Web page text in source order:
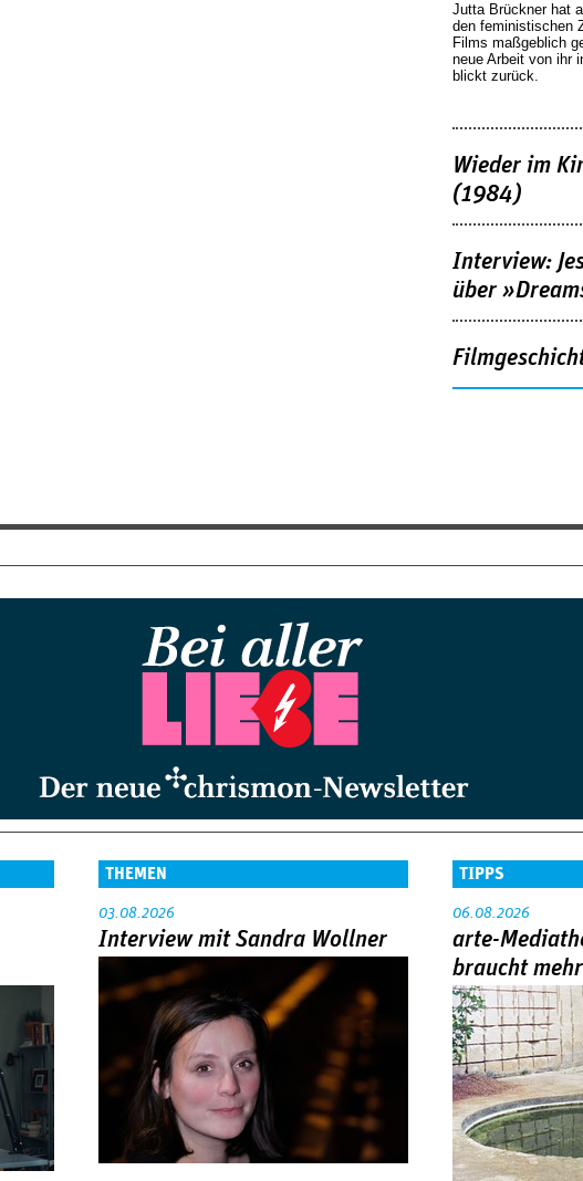
Jutta Brückner hat
den feministischen
Films maßgeblich
neue Arbeit von ihr
blickt zurück.
Wieder im
(1984)
Interview:
über
THEMEN
03.08.2026
Interview mit Sandra Wollner
TIPPS
06.08.2026
arte-
braucht